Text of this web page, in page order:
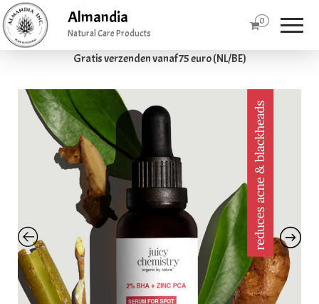
Gratis verzenden vanaf 75 euro (NL/BE)
Almandia
Natural Care Products
0